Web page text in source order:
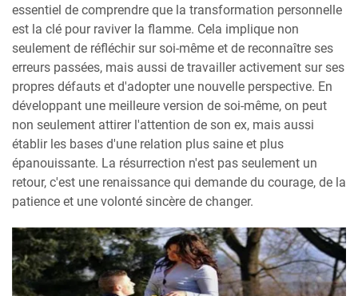
essentiel de comprendre que la transformation personnelle
est la clé pour raviver la flamme. Cela implique non
seulement de réfléchir sur soi-même et de reconnaître ses
erreurs passées, mais aussi de travailler activement sur ses
propres défauts et d'adopter une nouvelle perspective. En
développant une meilleure version de soi-même, on peut
non seulement attirer l'attention de son ex, mais aussi
établir les bases d'une relation plus saine et plus
épanouissante. La résurrection n'est pas seulement un
retour, c'est une renaissance qui demande du courage, de la
patience et une volonté sincère de changer.